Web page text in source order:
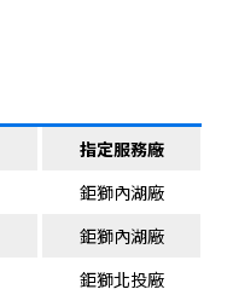
指定服務廠
鉅獅內湖廠
鉅獅內湖廠
鉅獅北投廠